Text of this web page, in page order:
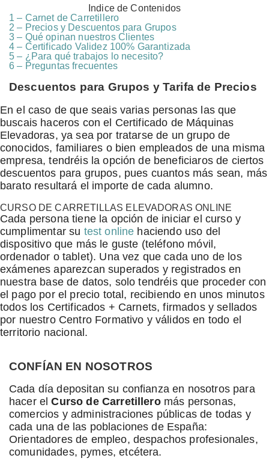
Indice de Contenidos
1 – Carnet de Carretillero
2 – Precios y Descuentos para Grupos
3 – Qué opinan nuestros Clientes
4 – Certificado Validez 100% Garantizada
5 – ¿Para qué trabajos lo necesito?
6 – Preguntas frecuentes
Descuentos para Grupos y Tarifa de Precios
En el caso de que seais varias personas las que
buscais haceros con el Certificado de Máquinas
Elevadoras, ya sea por tratarse de un grupo de
conocidos, familiares o bien empleados de una misma
empresa, tendréis la opción de beneficiaros de ciertos
descuentos para grupos, pues cuantos más sean, más
barato resultará el importe de cada alumno.
CURSO DE CARRETILLAS ELEVADORAS ONLINE
Cada persona tiene la opción de iniciar el curso y
cumplimentar su test online haciendo uso del
dispositivo que más le guste (teléfono móvil,
ordenador o tablet). Una vez que cada uno de los
exámenes aparezcan superados y registrados en
nuestra base de datos, solo tendréis que proceder con
el pago por el precio total, recibiendo en unos minutos
todos los Certificados + Carnets, firmados y sellados
por nuestro Centro Formativo y válidos en todo el
territorio nacional.
CONFÍAN EN NOSOTROS
Cada día depositan su confianza en nosotros para
hacer elCurso de Carretilleromás personas,
comercios y administraciones públicas de todas y
cada una de las poblaciones de España:
Orientadores de empleo, despachos profesionales,
comunidades, pymes, etcétera.